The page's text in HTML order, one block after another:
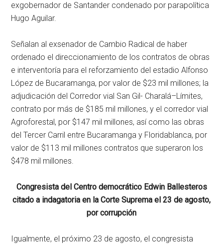
exgobernador de Santander condenado por parapolítica
Hugo Aguilar.
Señalan al exsenador de Cambio Radical de haber
ordenado el direccionamiento de los contratos de obras
e interventoría para el reforzamiento del estadio Alfonso
López de Bucaramanga, por valor de $23 mil millones; la
adjudicación del Corredor vial San Gil- Charalá–Límites,
contrato por más de $185 mil millones, y el corredor vial
Agroforestal, por $147 mil millones, así como las obras
del Tercer Carril entre Bucaramanga y Floridablanca, por
valor de $113 mil millones contratos que superaron los
$478 mil millones.
Congresista del Centro democrático Edwin Ballesteros
citado a indagatoria en la Corte Suprema el 23 de agosto,
por corrupción
Igualmente, el próximo 23 de agosto, el congresista